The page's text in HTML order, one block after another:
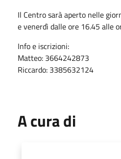
Il Centro sarà aperto nelle
e venerdì dalle ore 16.45 alle
Info e iscrizioni:
Matteo: 3664242873
Riccardo: 3385632124
A cura di